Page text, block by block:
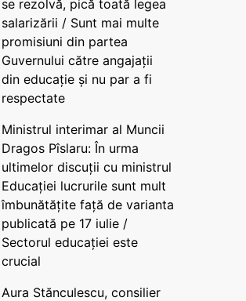
se rezolvă, pică toată legea
salarizării / Sunt mai multe
promisiuni din partea
Guvernului către angajații
din educație și nu par a fi
respectate
Ministrul interimar al Muncii
Dragos Pîslaru: În urma
ultimelor discuții cu ministrul
Educației lucrurile sunt mult
îmbunătățite față de varianta
publicată pe 17 iulie /
Sectorul educației este
crucial
Aura Stănculescu, consilier